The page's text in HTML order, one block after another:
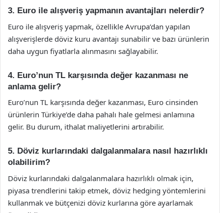
3. Euro ile alışveriş yapmanın avantajları nelerdir?
Euro ile alışveriş yapmak, özellikle Avrupa’dan yapılan
alışverişlerde döviz kuru avantajı sunabilir ve bazı ürünlerin
daha uygun fiyatlarla alınmasını sağlayabilir.
4. Euro’nun TL karşısında değer kazanması ne
anlama gelir?
Euro’nun TL karşısında değer kazanması, Euro cinsinden
ürünlerin Türkiye’de daha pahalı hale gelmesi anlamına
gelir. Bu durum, ithalat maliyetlerini artırabilir.
5. Döviz kurlarındaki dalgalanmalara nasıl hazırlıklı
olabilirim?
Döviz kurlarındaki dalgalanmalara hazırlıklı olmak için,
piyasa trendlerini takip etmek, döviz hedging yöntemlerini
kullanmak ve bütçenizi döviz kurlarına göre ayarlamak